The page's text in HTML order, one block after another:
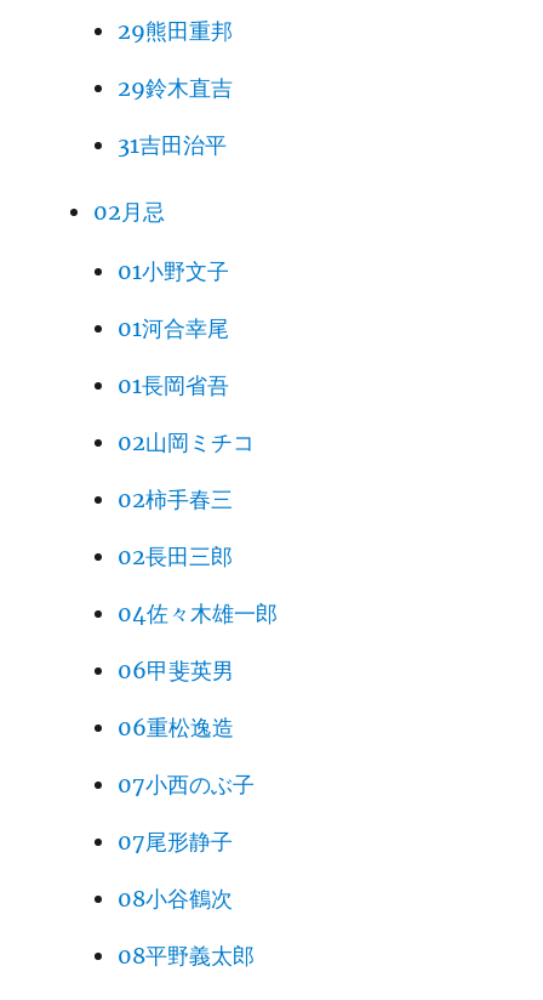
29熊田重邦
29鈴木直吉
31吉田治平
02月忌
01小野文子
01河合幸尾
01長岡省吾
02山岡ミチコ
02柿手春三
02長田三郎
04佐々木雄一郎
06甲斐英男
06重松逸造
07小西のぶ子
07尾形静子
08小谷鶴次
08平野義太郎